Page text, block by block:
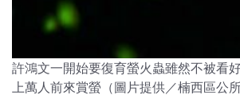
許鴻文一開始要復育螢火蟲雖然不被看
上萬人前來賞螢（圖片提供／楠西區公所